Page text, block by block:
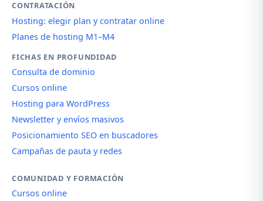
CONTRATACIÓN
Hosting: elegir plan y contratar online
Planes de hosting M1–M4
FICHAS EN PROFUNDIDAD
Consulta de dominio
Cursos online
Hosting para WordPress
Newsletter y envíos masivos
Posicionamiento SEO en buscadores
Campañas de pauta y redes
COMUNIDAD Y FORMACIÓN
Cursos online